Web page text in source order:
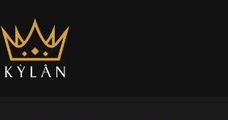
đến
phần
nội
dung